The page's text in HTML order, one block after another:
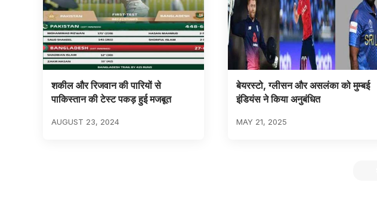
शकील और रिजवान की पारियों से
पाकिस्तान की टेस्ट पकड़ हुई मजबूत
AUGUST 23, 2024
बेयरस्टो, ग्लीसन और असलंका को मुम्बई
इंडियंस ने किया अनुबंधित
MAY 21, 2025